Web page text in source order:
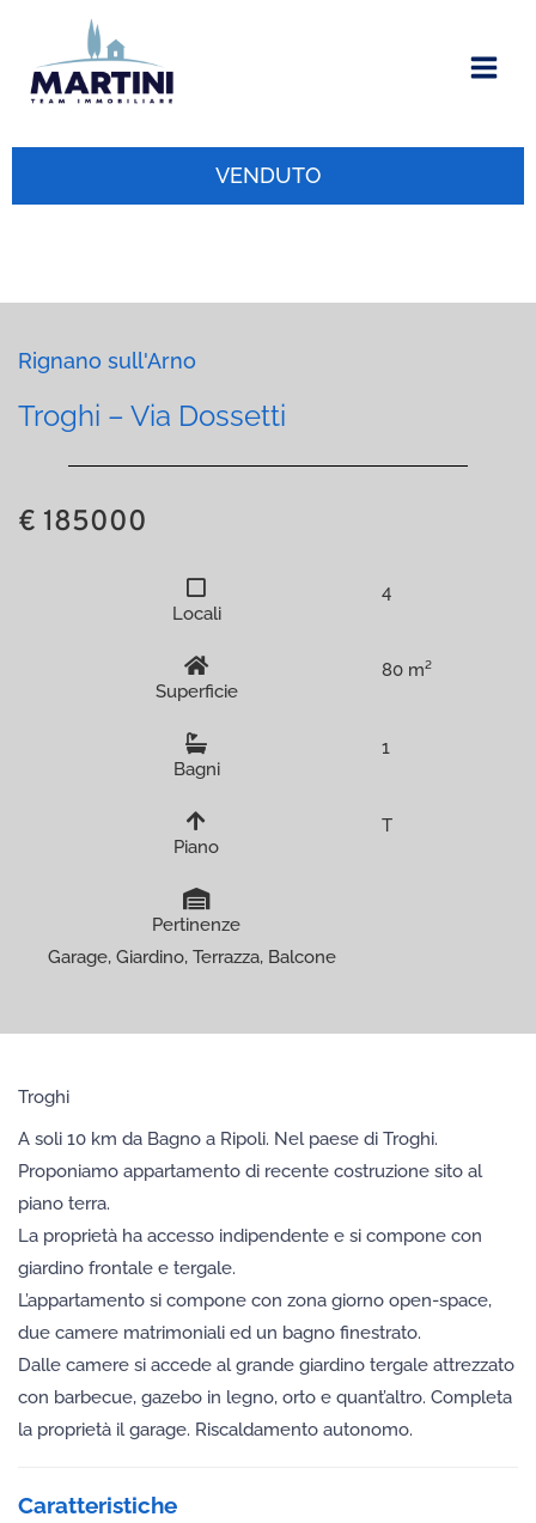
contenuto
VENDUTO
Rignano sull'Arno
Troghi – Via Dossetti
€ 185000
Locali
4
Superficie
80 m²
Bagni
1
Piano
T
Pertinenze
Garage, Giardino, Terrazza, Balcone
Troghi
A soli 10 km da Bagno a Ripoli. Nel paese di Troghi.
Proponiamo appartamento di recente costruzione sito al
piano terra.
La proprietà ha accesso indipendente e si compone con
giardino frontale e tergale.
L’appartamento si compone con zona giorno open-space,
due camere matrimoniali ed un bagno finestrato.
Dalle camere si accede al grande giardino tergale attrezzato
con barbecue, gazebo in legno, orto e quant’altro. Completa
la proprietà il garage. Riscaldamento autonomo.
Caratteristiche